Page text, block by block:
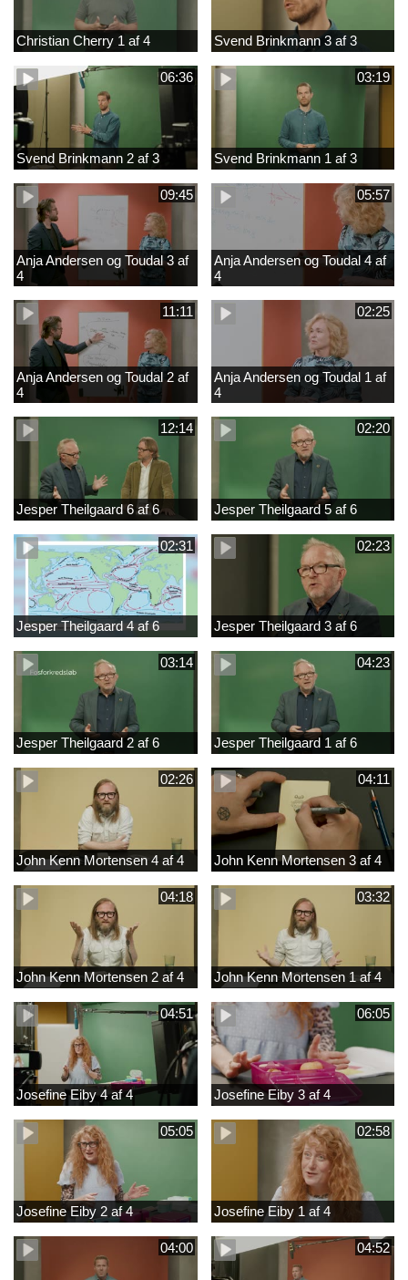
Christian Cherry 1 af 4 Svend Brinkmann 3 af 3
06:36
Svend Brinkmann 2 af 3
03:19
Svend Brinkmann 1 af 3
09:45
Anja Andersen og Toudal 3 af
4
05:57
Anja Andersen og Toudal 4 af
4
11:11
Anja Andersen og Toudal 2 af
4
02:25
Anja Andersen og Toudal 1 af
4
12:14
Jesper Theilgaard 6 af 6
02:20
Jesper Theilgaard 5 af 6
02:31
Jesper Theilgaard 4 af 6
02:23
Jesper Theilgaard 3 af 6
03:14
Jesper Theilgaard 2 af 6
04:23
Jesper Theilgaard 1 af 6
02:26
John Kenn Mortensen 4 af 4
04:11
John Kenn Mortensen 3 af 4
04:18
John Kenn Mortensen 2 af 4
03:32
John Kenn Mortensen 1 af 4
04:51
Josefine Eiby 4 af 4
06:05
Josefine Eiby 3 af 4
05:05
Josefine Eiby 2 af 4
02:58
Josefine Eiby 1 af 4
04:00 04:52